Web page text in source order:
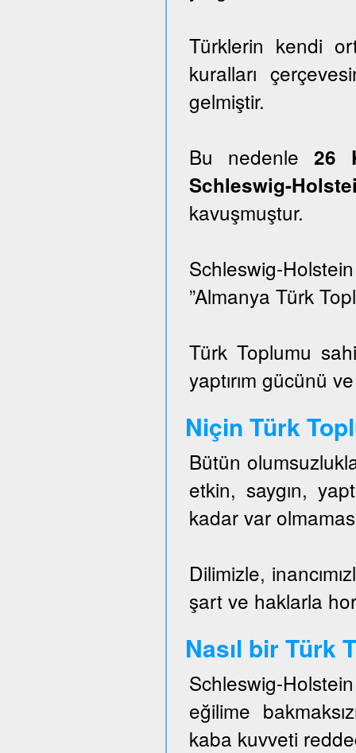
Türklerin kendi
kuralları
gelmiştir.
Bu nedenle26
Schleswig-
kavuşmuştur.
Schleswig-
”Almanya Türk
Türk Toplumu
yaptırım gücünü
Niçin Türk
Bütün
etkin, saygın,
kadar var
Dilimizle,
şart ve haklarla
Nasıl bir Türk
Schleswig-
eğilime
kaba kuvveti